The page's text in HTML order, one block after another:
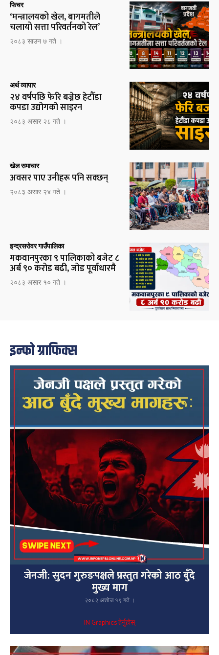
फिचर
‘मन्त्रालयको खेल, बागमतीले
चलायो सत्ता परिवर्तनको रेल’
२०८३ साउन ७ गते ।
अर्थ व्यापार
२४ वर्षपछि फेरि बज्नेछ हेटौँडा
कपडा उद्योगको साइरन
२०८३ असार २८ गते ।
खेल समाचार
अवसर पाए उनीहरू पनि सक्छन्
२०८३ असार २४ गते ।
इन्द्रसरोवर गाउँपालिका
मकवानपुरका ९ पालिकाको बजेट ८
अर्ब ९० करोड बढी, जोड पूर्वाधारमै
२०८३ असार १० गते ।
इन्फो ग्राफिक्स
जेनजी: सुदन गुरुङपक्षले प्रस्तुत गरेको आठ बुँदे
मुख्य माग
२०८२ अशोज १९ गते ।
IN Graphics हेर्नुहोस्